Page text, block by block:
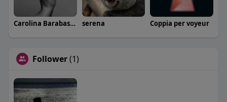
Carolina Barabaschi serena Coppia per voyeur
Follower(1)